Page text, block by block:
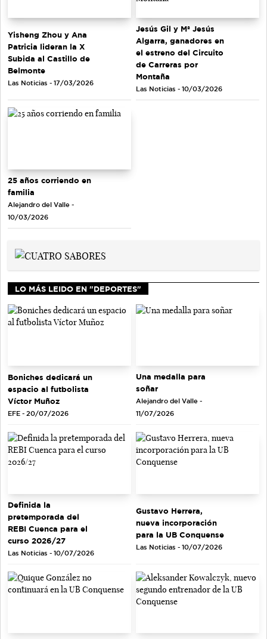
Yisheng Zhou y Ana
Patricia lideran la X
Subida al Castillo de
Belmonte
Las Noticias - 17/03/2026
Jesús Gil y Mª Jesús
Algarra, ganadores en
el estreno del Circuito
de Carreras por
Montaña
Las Noticias - 10/03/2026
25 años corriendo en
familia
Alejandro del Valle -
10/03/2026
LO MÁS LEIDO EN "DEPORTES"
Boniches dedicará un
espacio al futbolista
Víctor Muñoz
EFE - 20/07/2026
Una medalla para
soñar
Alejandro del Valle -
11/07/2026
Definida la
pretemporada del
REBI Cuenca para el
curso 2026/27
Las Noticias - 10/07/2026
Gustavo Herrera,
nueva incorporación
para la UB Conquense
Las Noticias - 10/07/2026